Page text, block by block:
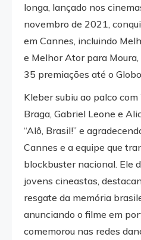
longa, lançado nos
novembro de 2021,
em Cannes, incluindo
e Melhor Ator para
35 premiações até o
Kleber subiu ao palco
Braga, Gabriel Leone e
“Alô, Brasil!” e
Cannes e a equipe que
blockbuster nacional. Ele
jovens cineastas,
resgate da memória
anunciando o filme em
comemorou nas redes